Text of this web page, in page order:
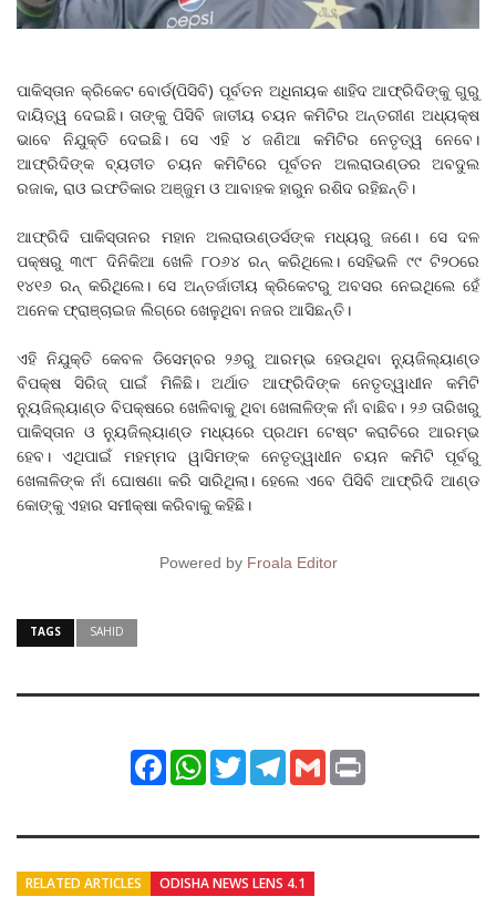
ପାକିସ୍ତାନ କ୍ରିକେଟ ବୋର୍ଡ(ପିସିବି) ପୂର୍ବତନ ଅଧିନାୟକ ଶାହିଦ ଆଫ୍ରିଦିଙ୍କୁ ଗୁରୁ
ଦାୟିତ୍ୱ ଦେଇଛି। ତାଙ୍କୁ ପିସିବି ଜାତୀୟ ଚୟନ କମିଟିର ଅନ୍ତରୀଣ ଅଧ୍ୟକ୍ଷ
ଭାବେ ନିଯୁକ୍ତି ଦେଇଛି। ସେ ଏହି ୪ ଜଣିଆ କମିଟିର ନେତୃତ୍ୱ ନେବେ।
ଆଫ୍ରିଦିଙ୍କ ବ୍ୟତୀତ ଚୟନ କମିଟିରେ ପୂର୍ବତନ ଅଲରାଉଣ୍ଡର ଅବଦୁଲ
ରଜାକ, ରାଓ ଇଫତିକାର ଅଞ୍ଜୁମ ଓ ଆବାହକ ହାରୁନ ରଶିଦ ରହିଛନ୍ତି।
ଆଫ୍ରିଦି ପାକିସ୍ତାନର ମହାନ ଅଲରାଉଣ୍ଡର୍ସଙ୍କ ମଧ୍ୟରୁ ଜଣେ। ସେ ଦଳ
ପକ୍ଷରୁ ୩୯୮ ଦିନିକିଆ ଖେଳି ୮୦୬୪ ରନ୍‌ କରିଥିଲେ। ସେହିଭଳି ୯୯ ଟି୨୦ରେ
୧୪୧୬ ରନ୍‌ କରିଥିଲେ। ସେ ଅନ୍ତର୍ଜାତୀୟ କ୍ରିକେଟରୁ ଅବସର ନେଇଥିଲେ ହେଁ
ଅନେକ ଫ୍ରାଞ୍ଚାଇଜ ଲିଗ୍‌ରେ ଖେଳୁଥିବା ନଜର ଆସିଛନ୍ତି।
ଏହି ନିଯୁକ୍ତି କେବଳ ଡିସେମ୍ବର ୨୬ରୁ ଆରମ୍ଭ ହେଉଥିବା ନ୍ୟୁଜିଲ୍ୟାଣ୍ଡ
ବିପକ୍ଷ ସିରିଜ୍‌ ପାଇଁ ମିଳିଛି। ଅର୍ଥାତ ଆଫ୍ରିଦିଙ୍କ ନେତୃତ୍ୱାଧୀନ କମିଟି
ନ୍ୟୁଜିଲ୍ୟାଣ୍ଡ ବିପକ୍ଷରେ ଖେଳିବାକୁ ଥିବା ଖେଳାଳିଙ୍କ ନାଁ ବାଛିବ। ୨୬ ତାରିଖରୁ
ପାକିସ୍ତାନ ଓ ନ୍ୟୁଜିଲ୍ୟାଣ୍ଡ ମଧ୍ୟରେ ପ୍ରଥମ ଟେଷ୍ଟ କରାଚିରେ ଆରମ୍ଭ
ହେବ। ଏଥିପାଇଁ ମହମ୍ମଦ ୱାସିମଙ୍କ ନେତୃତ୍ୱାଧୀନ ଚୟନ କମିଟି ପୂର୍ବରୁ
ଖେଳାଳିଙ୍କ ନାଁ ଘୋଷଣା କରି ସାରିଥିଲା। ହେଲେ ଏବେ ପିସିବି ଆଫ୍ରିଦି ଆଣ୍ଡ
କୋଙ୍କୁ ଏହାର ସମୀକ୍ଷା କରିବାକୁ କହିଛି।
Powered by Froala Editor
TAGS SAHID
FacebookWhatsApp
TwitterTelegram
Gmail
RELATED ARTICLES ODISHA NEWS LENS 4.1